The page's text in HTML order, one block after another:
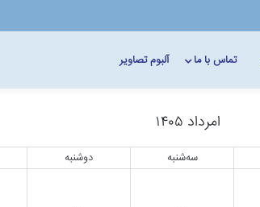
تماس با ما آلبوم تصاویر
امرداد ۱۴۰۵
سه‌شنبه دوشنبه